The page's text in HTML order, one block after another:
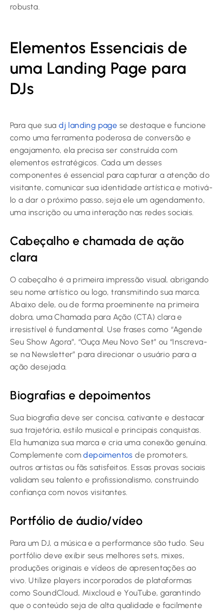
robusta.
Elementos Essenciais de
uma Landing Page para
DJs
Para que suadj landing page se destaque e funcione
como uma ferramenta poderosa de conversão e
engajamento, ela precisa ser construída com
elementos estratégicos. Cada um desses
componentes é essencial para capturar a atenção do
visitante, comunicar sua identidade artística e motivá-
lo a dar o próximo passo, seja ele um agendamento,
uma inscrição ou uma interação nas redes sociais.
Cabeçalho e chamada de ação
clara
O cabeçalho é a primeira impressão visual, abrigando
seu nome artístico ou logo, transmitindo sua marca.
Abaixo dele, ou de forma proeminente na primeira
dobra, uma Chamada para Ação (CTA) clara e
irresistível é fundamental. Use frases como “Agende
Seu Show Agora”, “Ouça Meu Novo Set” ou “Inscreva-
se na Newsletter” para direcionar o usuário para a
ação desejada.
Biografias e depoimentos
Sua biografia deve ser concisa, cativante e destacar
sua trajetória, estilo musical e principais conquistas.
Ela humaniza sua marca e cria uma conexão genuína.
Complemente comdepoimentos de promoters,
outros artistas ou fãs satisfeitos. Essas provas sociais
validam seu talento e profissionalismo, construindo
confiança com novos visitantes.
Portfólio de áudio/vídeo
Para um DJ, a música e a performance são tudo. Seu
portfólio deve exibir seus melhores sets, mixes,
produções originais e vídeos de apresentações ao
vivo. Utilize players incorporados de plataformas
como SoundCloud, Mixcloud e YouTube, garantindo
que o conteúdo seja de alta qualidade e facilmente